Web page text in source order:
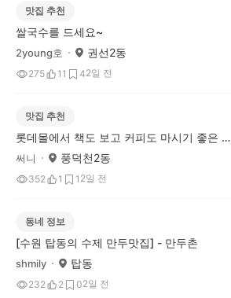
맛집 추천
쌀국수를 드세요~
2young호 권선2동
275 11 42일 전
맛집 추천
롯데몰에서 책도 보고 커피도 마시기 좋은 미소비카페
써니 풍덕천2동
352 1 1 2일 전
동네 정보
[수원 탑동의 수제 만두맛집] - 만두촌
shmily 탑동
232 2 02일 전